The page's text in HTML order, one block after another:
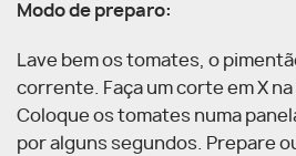
Modo de preparo:
Lave bem os tomates, o
corrente. Faça um corte em X
Coloque os tomates numa
por alguns segundos. Prepare